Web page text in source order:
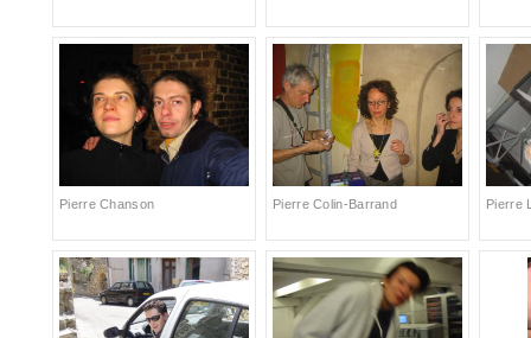
Pierre Chanson Pierre Colin-Barrand Pierre